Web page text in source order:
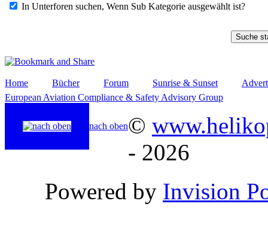
In Unterforen suchen, Wenn Sub Kategorie ausgewählt ist?
Home Bücher Forum Sunrise & Sunset
European Aviation Compliance & Safety Advisory Group
nach oben©
- 2026
Powered by Invision